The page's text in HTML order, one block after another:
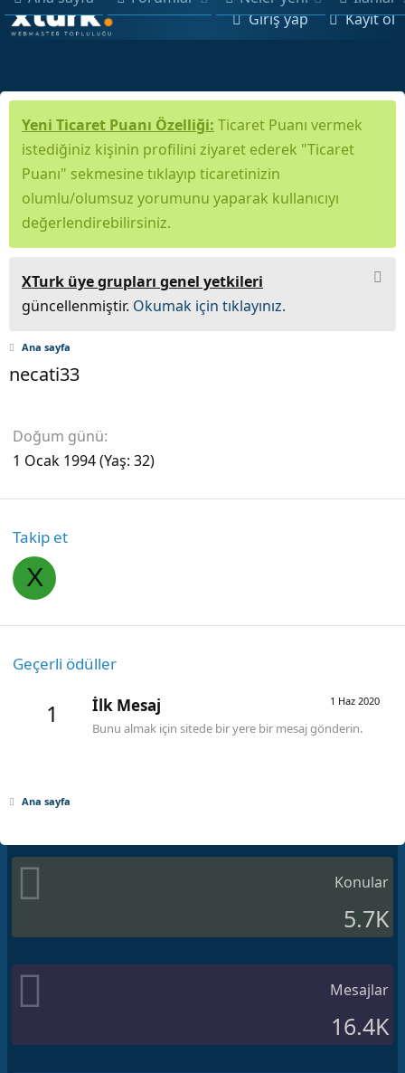
Giriş yap Kayıt ol
Yeni Ticaret Puanı Özelliği: Ticaret Puanı vermek
istediğiniz kişinin profilini ziyaret ederek "Ticaret
Puanı" sekmesine tıklayıp ticaretinizin
olumlu/olumsuz yorumunu yaparak kullanıcıyı
değerlendirebilirsiniz.
XTurk üye grupları genel yetkileri
güncellenmiştir. Okumak için tıklayınız.
Ana sayfa
necati33
Doğum günü
1 Ocak 1994 (Yaş: 32)
Takip et
X
Geçerli ödüller
1 1 Haz 2020
İlk Mesaj
Bunu almak için sitede bir yere bir mesaj gönderin.
Ana sayfa
Konular
5.7K
Mesajlar
16.4K